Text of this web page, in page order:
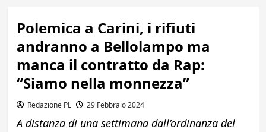
Polemica a Carini, i rifiuti
andranno a Bellolampo ma
manca il contratto da Rap:
“Siamo nella monnezza”
Redazione PL 29 Febbraio 2024
A distanza di una settimana dall’ordinanza del